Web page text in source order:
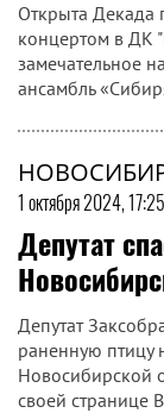
Открыта Декада
концертом в ДК
замечательное
ансамбль
1 октября 2024, 17:25
Депутат
Депутат
раненную птицу
Новосибирской
своей странице